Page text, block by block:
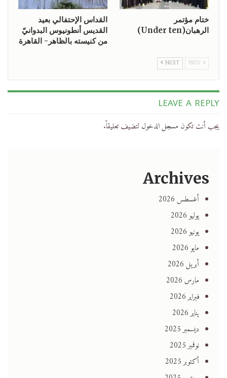
ختام مؤتمر
الرهبان(Under ten)
القداس الإحتفالي بعيد
القديس أنطونيوس البدوانيّ
من كنيسته بالظاهر- القاهرة
NEXT
LEAVE A REPLY
يجب أنت تكون مسجل الدخول لتضيف تعليقاً.
Archives
أغسطس 2026
يوليو 2026
يونيو 2026
مايو 2026
أبريل 2026
مارس 2026
فبراير 2026
يناير 2026
ديسمبر 2025
نوفمبر 2025
أكتوبر 2025